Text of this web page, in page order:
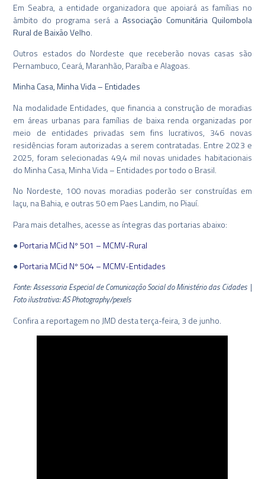
Em Seabra, a entidade organizadora que apoiará as famílias no
âmbito do programa será a Associação Comunitária Quilombola
Rural de Baixão Velho.
Outros estados do Nordeste que receberão novas casas são
Pernambuco, Ceará, Maranhão, Paraíba e Alagoas.
Minha Casa, Minha Vida – Entidades
Na modalidade Entidades, que financia a construção de moradias
em áreas urbanas para famílias de baixa renda organizadas por
meio de entidades privadas sem fins lucrativos, 346 novas
residências foram autorizadas a serem contratadas. Entre 2023 e
2025, foram selecionadas 49,4 mil novas unidades habitacionais
do Minha Casa, Minha Vida – Entidades por todo o Brasil.
No Nordeste, 100 novas moradias poderão ser construídas em
Iaçu, na Bahia, e outras 50 em Paes Landim, no Piauí.
Para mais detalhes, acesse as íntegras das portarias abaixo:
●Portaria MCid Nº 501 – MCMV-Rural
●Portaria MCid Nº 504 – MCMV-Entidades
Fonte: Assessoria Especial de Comunicação Social do Ministério das Cidades |
Foto ilustrativa: AS Photography/pexels
Confira a reportagem no JMD desta terça-feira, 3 de junho.